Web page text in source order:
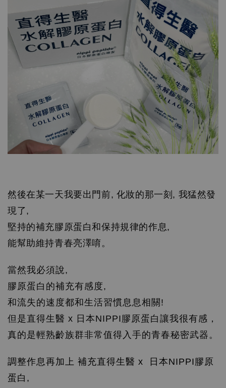
然後在某一天我要出門前, 化妝的那一刻, 我猛然發
現了,
堅持的補充膠原蛋白和保持規律的作息,
能幫助維持青春亮澤唷。
當然我必須說,
膠原蛋白的補充有感度,
和流失的速度都和生活習慣息息相關!
但是直得生醫 x 日本NIPPI膠原蛋白讓我很有感，
真的是輕熟齡族群非常值得入手的青春秘密武器。
調整作息再加上 補充直得生醫 x 日本NIPPI膠原
蛋白,